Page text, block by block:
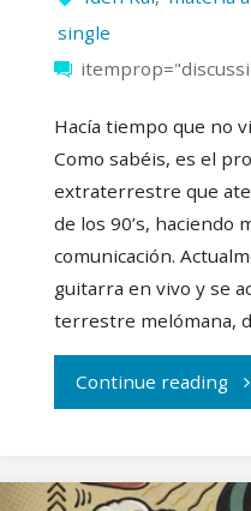
single
Hacía tiempo que no
Como sabéis, es el
extraterrestre que
de los 90’s, haciendo
comunicación.
guitarra en vivo y se
terrestre melómana,
Continue reading"La